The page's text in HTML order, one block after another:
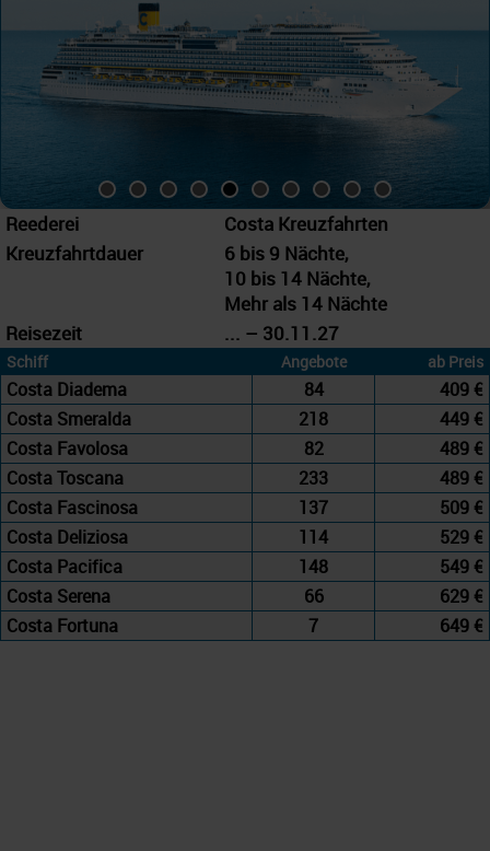
Reederei
Costa Kreuzfahrten
Kreuzfahrtdauer
6 bis 9 Nächte,
10 bis 14 Nächte,
Mehr als 14 Nächte
Reisezeit
... – 30.11.27
Schiff Angebote ab Preis
Costa Diadema 84
409 €
Costa Smeralda
218
449 €
Costa Favolosa
82
489 €
Costa Toscana
233
489 €
Costa Fascinosa
137
509 €
Costa Deliziosa
114
529 €
Costa Pacifica
148
549 €
Costa Serena
66
629 €
Costa Fortuna
7 649 €